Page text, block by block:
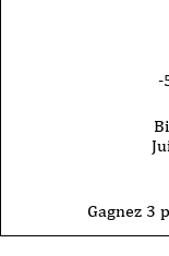
-
Gagnez 3